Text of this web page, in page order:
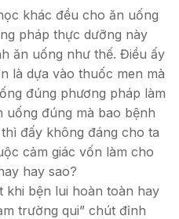
khác đều cho ăn uống
pháp thực dưỡng này
ăn uống như thế. Điều ấy
là dựa vào thuốc men mà
đúng phương pháp làm
uống đúng mà bao bệnh
đấy không đáng cho ta
cảm giác vốn làm cho
hay sao?
khi bện lui hoàn toàn hay
trường qui” chút đỉnh